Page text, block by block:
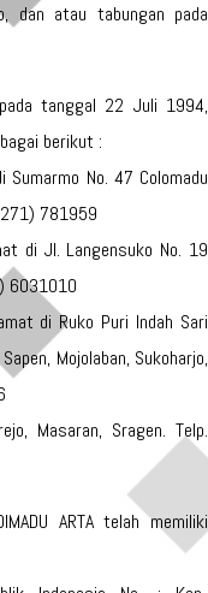
dan atau tabungan pada
pada tanggal 22 Juli 1994,
berikut :
No. 47 Colomadu
781959
di Jl. Langensuko No. 19
6031010
di Ruko Puri Indah Sari
Mojolaban, Sukoharjo,
Masaran, Sragen. Telp.
ARTA telah memiliki